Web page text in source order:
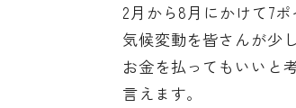
2月から8月にかけて7
気候変動を皆さんが少
お金を払ってもいいと
言えます。